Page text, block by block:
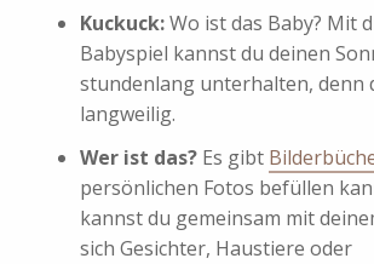
Kuckuck:Wo ist das Baby? Mit
Babyspiel kannst du deinen
stundenlang unterhalten, denn
langweilig.
Wer ist das? Es gibt
persönlichen Fotos befüllen
kannst du gemeinsam mit
sich Gesichter, Haustiere oder